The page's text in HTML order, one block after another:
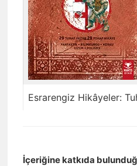
Esrarengiz Hikâyeler:
İçeriğine katkıda